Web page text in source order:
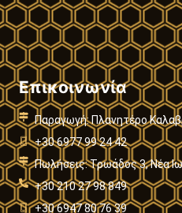
Επικοινωνία
Παραγωγή: Πλανητέρο
+30 6977 99 24 42
Πωλήσεις: Τρωάδος 3, Νέα
+30 210 27 98 849
+30 6947 80 76 39